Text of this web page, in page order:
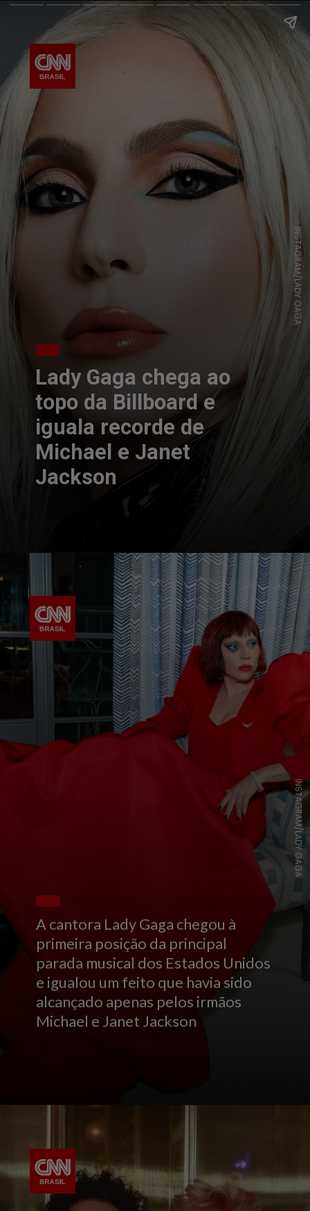
Lady Gaga chega ao
topo da Billboard e
iguala recorde de
Michael e Janet
Jackson
INSTAGRAM/LADY GAGA
A cantora Lady Gaga chegou à
primeira posição da principal
parada musical dos Estados Unidos
e igualou um feito que havia sido
alcançado apenas pelos irmãos
Michael e Janet Jackson
INSTAGRAM/LADY GAGA